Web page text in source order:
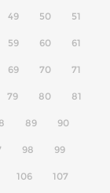
49 50 51
59 60 61
69 70 71
79 80 81
89 90
98 99
106 107